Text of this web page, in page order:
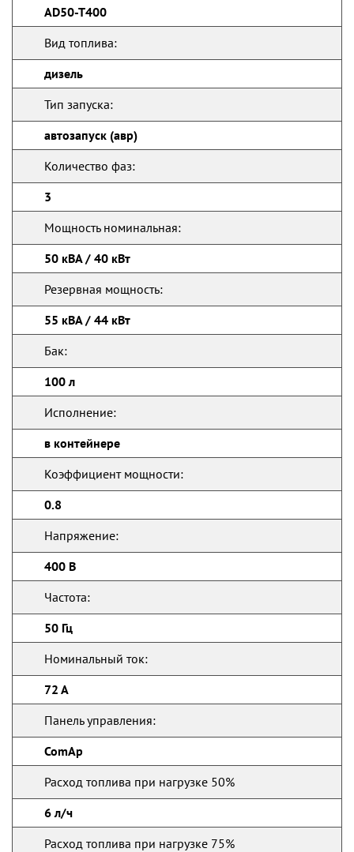
AD50-T400
Вид топлива:
дизель
Тип запуска:
автозапуск (авр)
Количество фаз:
3
Мощность номинальная:
50 кВА / 40 кВт
Резервная мощность:
55 кВА / 44 кВт
Бак:
100 л
Исполнение:
в контейнере
Коэффициент мощности:
0.8
Напряжение:
400 В
Частота:
50 Гц
Номинальный ток:
72 А
Панель управления:
ComAp
Расход топлива при нагрузке 50%
6 л/ч
Расход топлива при нагрузке 75%